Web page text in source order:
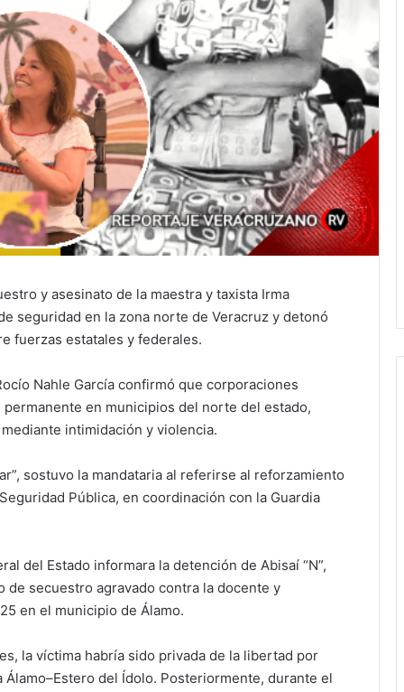
y asesinato de la maestra y taxista Irma
seguridad en la zona norte de Veracruz y detonó
fuerzas estatales y federales.
Nahle García confirmó que corporaciones
en municipios del norte del estado,
intimidación y violencia.
sostuvo la mandataria al referirse al reforzamiento
Pública, en coordinación con la Guardia
del Estado informara la detención de Abisaí “N”,
secuestro agravado contra la docente y
en el municipio de Álamo.
la víctima habría sido privada de la libertad por
del Ídolo. Posteriormente, durante el